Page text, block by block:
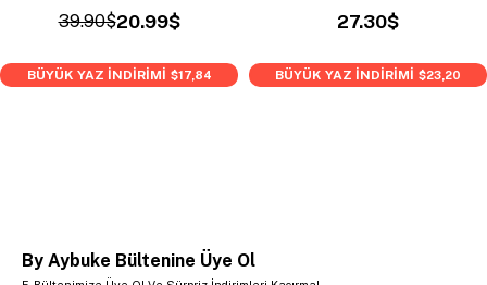
20.99$
39.90$
BÜYÜK YAZ İNDİRİMİ $17,84
27.30$
BÜYÜK YAZ İNDİRİMİ $23,20
By Aybuke Bültenine Üye Ol